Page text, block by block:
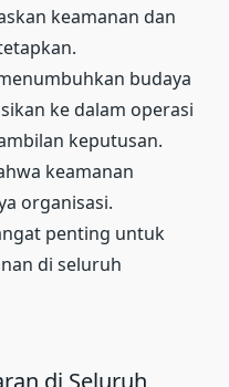
keamanan dan
budaya
ke dalam operasi
keputusan.
keamanan
organisasi.
penting untuk
di seluruh